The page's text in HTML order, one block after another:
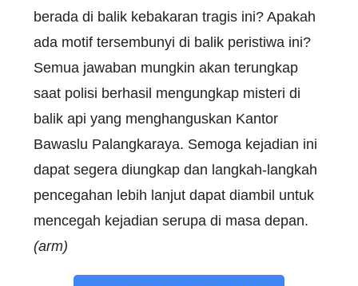
berada di balik kebakaran tragis ini? Apakah
ada motif tersembunyi di balik peristiwa ini?
Semua jawaban mungkin akan terungkap
saat polisi berhasil mengungkap misteri di
balik api yang menghanguskan Kantor
Bawaslu Palangkaraya. Semoga kejadian ini
dapat segera diungkap dan langkah-langkah
pencegahan lebih lanjut dapat diambil untuk
mencegah kejadian serupa di masa depan.
(arm)